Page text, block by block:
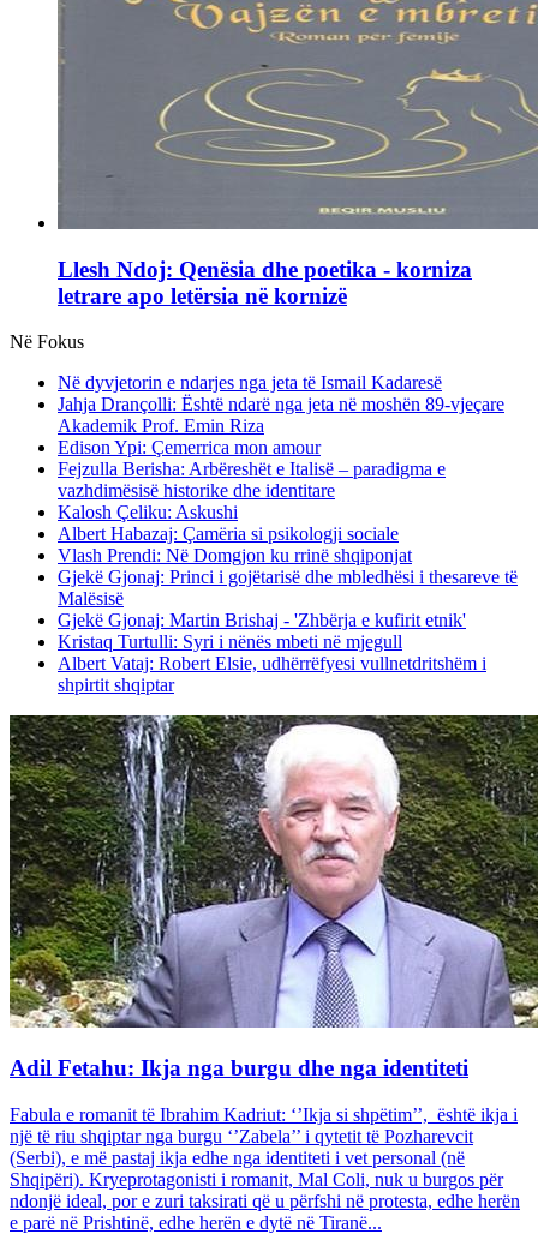
Llesh Ndoj: Qenësia dhe poetika - korniza
letrare apo letërsia në kornizë
Në Fokus
Në dyvjetorin e ndarjes nga jeta të Ismail Kadaresë
Jahja Drançolli: Është ndarë nga jeta në moshën 89-vjeçare
Akademik Prof. Emin Riza
Edison Ypi: Çemerrica mon amour
Fejzulla Berisha: Arbëreshët e Italisë – paradigma e
vazhdimësisë historike dhe identitare
Kalosh Çeliku: Askushi
Albert Habazaj: Çamëria si psikologji sociale
Vlash Prendi: Në Domgjon ku rrinë shqiponjat
Gjekë Gjonaj: Princi i gojëtarisë dhe mbledhësi i thesareve të
Malësisë
Gjekë Gjonaj: Martin Brishaj - 'Zhbërja e kufirit etnik'
Kristaq Turtulli: Syri i nënës mbeti në mjegull
Albert Vataj: Robert Elsie, udhërrëfyesi vullnetdritshëm i
shpirtit shqiptar
Adil Fetahu: Ikja nga burgu dhe nga identiteti
Fabula e romanit të Ibrahim Kadriut: ‘’Ikja si shpëtim’’, është ikja i
një të riu shqiptar nga burgu ‘’Zabela’’ i qytetit të Pozharevcit
(Serbi), e më pastaj ikja edhe nga identiteti i vet personal (në
Shqipëri). Kryeprotagonisti i romanit, Mal Coli, nuk u burgos për
ndonjë ideal, por e zuri taksirati që u përfshi në protesta, edhe herën
e parë në Prishtinë, edhe herën e dytë në Tiranë...